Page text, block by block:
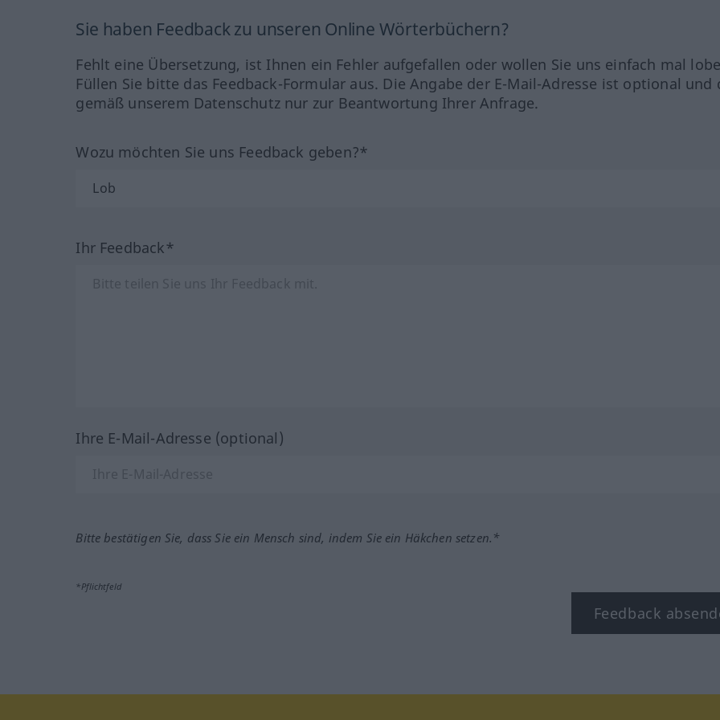
Sie haben Feedback zu unseren Online Wörterbüchern?
Fehlt eine Übersetzung, ist Ihnen ein Fehler aufgefallen oder wollen Sie uns einfach mal
Füllen Sie bitte das Feedback-Formular aus. Die Angabe der E-Mail-Adresse ist optional und
gemäß unserem Datenschutz nur zur Beantwortung Ihrer Anfrage.
Wozu möchten Sie uns Feedback geben?*
Ihr Feedback*
Ihre E-Mail-Adresse (optional)
Bitte bestätigen Sie, dass Sie ein Mensch sind, indem Sie ein Häkchen setzen.*
*Pflichtfeld
Feedback